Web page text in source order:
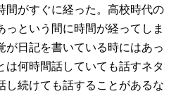
間がすぐに経った。高校時代の
っという間に時間が経ってしま
が日記を書いている時にはあっ
は何時間話していても話すネタ
し続けても話することがあるな